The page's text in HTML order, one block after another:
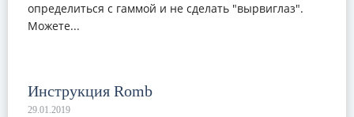
определиться с гаммой и не сделать "вырвиглаз".
Можете...
Инструкция Romb